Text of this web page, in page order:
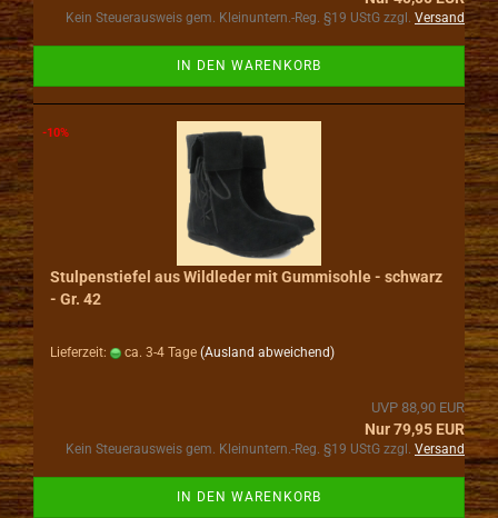
Kein Steuerausweis gem. Kleinuntern.-Reg. §19 UStG zzgl. Versand
IN DEN WARENKORB
-10%
Stulpenstiefel aus Wildleder mit Gummisohle - schwarz
- Gr. 42
Lieferzeit: ca. 3-4 Tage (Ausland abweichend)
UVP 88,90 EUR
Nur 79,95 EUR
Kein Steuerausweis gem. Kleinuntern.-Reg. §19 UStG zzgl. Versand
IN DEN WARENKORB